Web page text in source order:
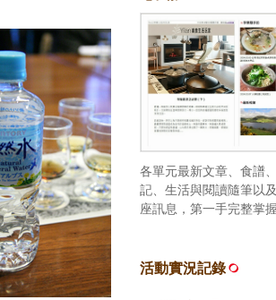
各單元最新文章、食譜
記、生活與閱讀隨筆以
座訊息，第一手完整掌握
活動實況記錄